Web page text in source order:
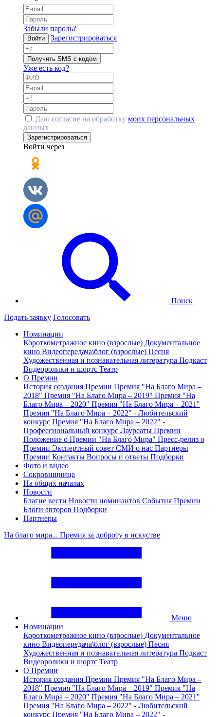
Забыли пароль?
Войти Зарегистрироваться
Получить SMS с кодом
Уже есть код?
Даю согласие на обработку моих персональных
данных
Зарегистрироваться
Войти через
Поиск
Подать заявку Голосовать
Номинации
Короткометражное кино (взрослые) Документальное
кино Видеопередача\блог (взрослые) Песня
Художественная и познавательная литература Подкаст
Видеоролики и шортс Театр
О Премии
История создания Премии Премия "На Благо Мира –
2018" Премия "На Благо Мира – 2019" Премия "На
Благо Мира – 2020" Премия "На Благо Мира – 2021"
Премия "На Благо Мира – 2022" - Любительский
конкурс Премия "На Благо Мира – 2022" -
Профессиональный конкурс Лауреаты Премии
Положение о Премии "На Благо Мира" Пресс-релиз о
Премии Экспертный совет СМИ о нас Партнеры
Премии Контакты Вопросы и ответы Подборки
Фото и видео
Сокровищница
На общих началах
Новости
Благие вести Новости номинантов События Премии
Блоги авторов Подборки
Партнеры
На благо мира... Премия за доброту в искустве
Меню
Номинации
Короткометражное кино (взрослые) Документальное
кино Видеопередача\блог (взрослые) Песня
Художественная и познавательная литература Подкаст
Видеоролики и шортс Театр
О Премии
История создания Премии Премия "На Благо Мира –
2018" Премия "На Благо Мира – 2019" Премия "На
Благо Мира – 2020" Премия "На Благо Мира – 2021"
Премия "На Благо Мира – 2022" - Любительский
конкурс Премия "На Благо Мира – 2022" -